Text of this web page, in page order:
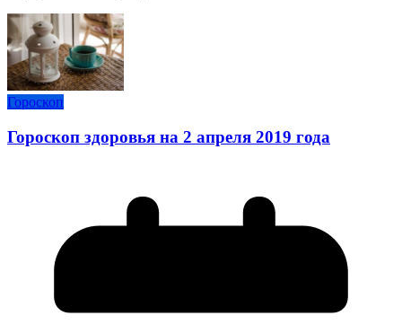
Гороскоп
Гороскоп здоровья на 2 апреля 2019 года